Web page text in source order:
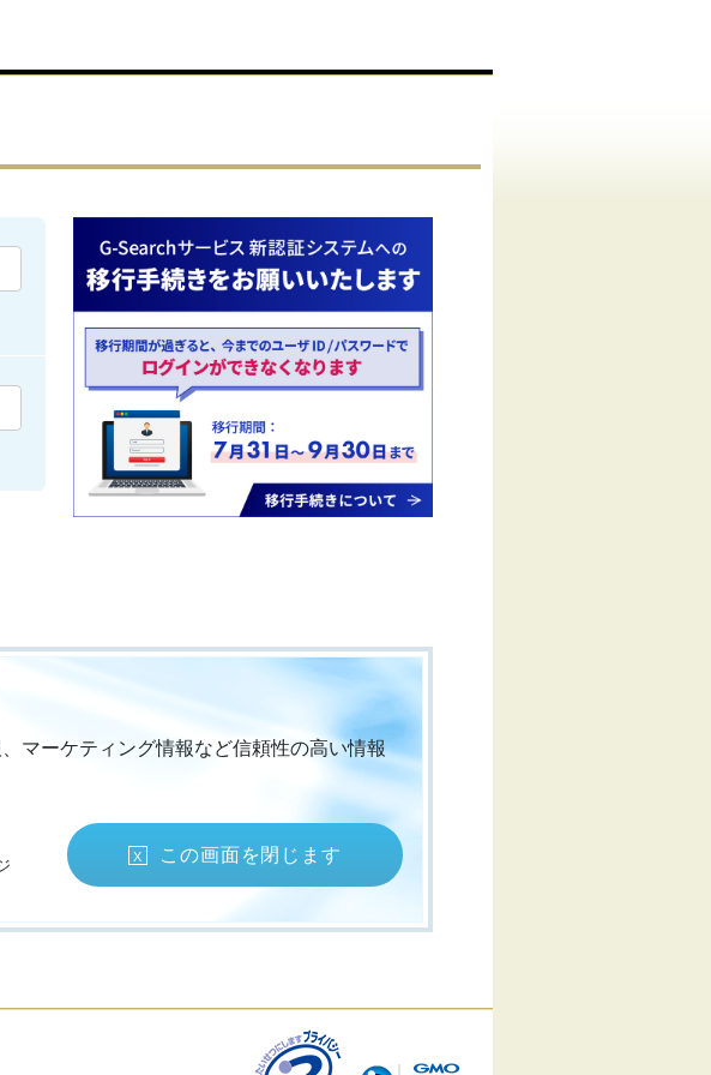
マーケティング情報など信頼性の高い情報
この画面を閉じます